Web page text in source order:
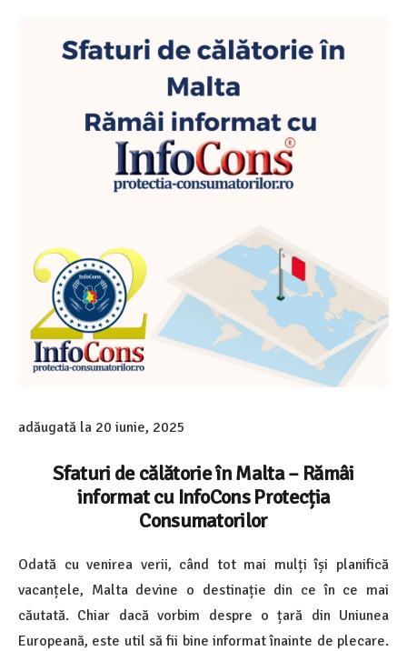
adăugată la 20 iunie, 2025
Sfaturi de călătorie în Malta – Rămâi
informat cu InfoCons Protecția
Consumatorilor
Odată cu venirea verii, când tot mai mulți își planifică
vacanțele, Malta devine o destinație din ce în ce mai
căutată. Chiar dacă vorbim despre o țară din Uniunea
Europeană, este util să fii bine informat înainte de plecare.